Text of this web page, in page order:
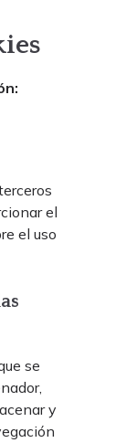
el
el uso
se
y